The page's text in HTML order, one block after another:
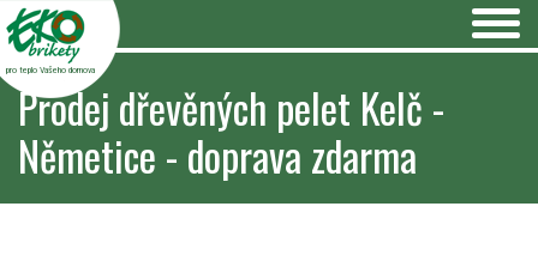
pro teplo Vašeho domova
Prodej dřevěných pelet Kelč -
Němetice - doprava zdarma